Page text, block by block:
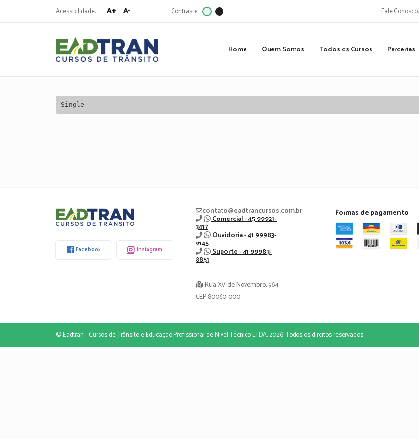
Acessibilidade: A+ A- Contraste: Fale Conosco:
Eadtran
- Home Quem Somos Todos os Cursos Parcerias
Single
Eadtran
-
Facebook Instagram
contato@eadtrancursos.com.br
Comercial - 45 99921-
3417
Ouvidoria - 41 99983-
9145
Suporte - 41 99983-
8851
Rua XV de Novembro, 964
CEP 80060-000
Formas de pagamento
© Eadtran - Cursos de Trânsito e Educação Profissional de Nivel Técnico LTDA. 2026. Todos os direitos reservados.